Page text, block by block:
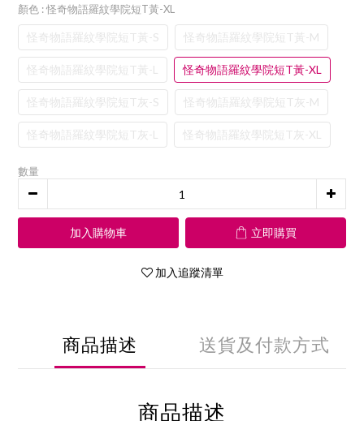
顏色 : 怪奇物語羅紋學院短T黃-XL
怪奇物語羅紋學院短T黃-S 怪奇物語羅紋學院短T黃-M
怪奇物語羅紋學院短T黃-L 怪奇物語羅紋學院短T黃-XL
怪奇物語羅紋學院短T灰-S 怪奇物語羅紋學院短T灰-M
怪奇物語羅紋學院短T灰-L 怪奇物語羅紋學院短T灰-XL
數量
加入購物車 立即購買
加入追蹤清單
商品描述 送貨及付款方式
商品描述